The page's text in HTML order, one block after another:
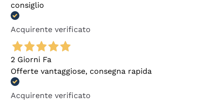
consiglio
Acquirente verificato
2 Giorni Fa
Offerte vantaggiose, consegna rapida
Acquirente verificato